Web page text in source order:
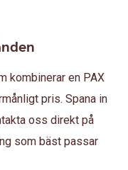
kombinerar en PAX
pris. Spana in
oss direkt på
som bäst passar